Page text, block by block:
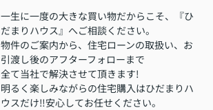
一生に一度の大きな買い物だからこそ、『ひ
だまりハウス』へご相談ください。
物件のご案内から、住宅ローンの取扱い、お
引渡し後のアフターフォローまで
全て当社で解決させて頂きます!
明るく楽しみながらの住宅購入はひだまりハ
ウスだけ‼安心してお任せください。